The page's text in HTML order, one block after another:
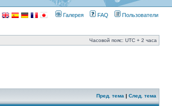
Галерея FAQ Пользователи
Часовой пояс: UTC + 2 часа
Пред. тема | След. тема